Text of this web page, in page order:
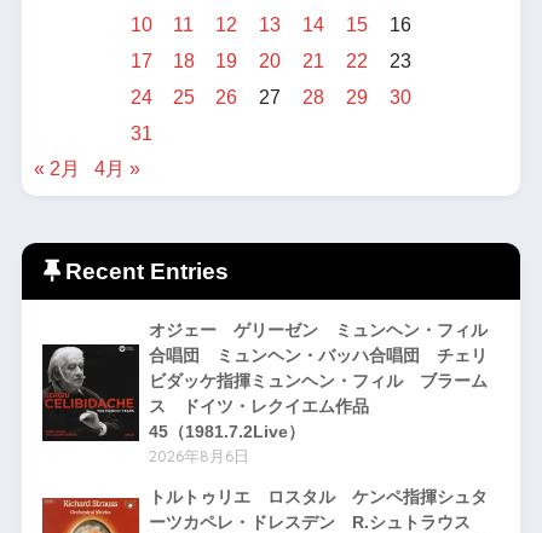
10
11 12 13 14 15
16
17
18 19 20 21 22
23
24
25 26 27 28 29
30
31
« 2月
4月 »
Recent Entries
オジェー ゲリーゼン ミュンヘン・フィル
合唱団 ミュンヘン・バッハ合唱団 チェリ
ビダッケ指揮ミュンヘン・フィル ブラーム
ス ドイツ・レクイエム作品
45（1981.7.2Live）
2026年8月6日
トルトゥリエ ロスタル ケンペ指揮シュタ
ーツカペレ・ドレスデン R.シュトラウス